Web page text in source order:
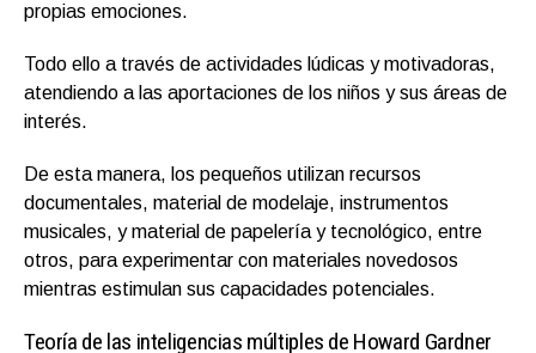
propias emociones.
Todo ello a través de actividades lúdicas y motivadoras,
atendiendo a las aportaciones de los niños y sus áreas de
interés.
De esta manera, los pequeños utilizan recursos
documentales, material de modelaje, instrumentos
musicales, y material de papelería y tecnológico, entre
otros, para experimentar con materiales novedosos
mientras estimulan sus capacidades potenciales.
Teoría de las inteligencias múltiples de Howard Gardner